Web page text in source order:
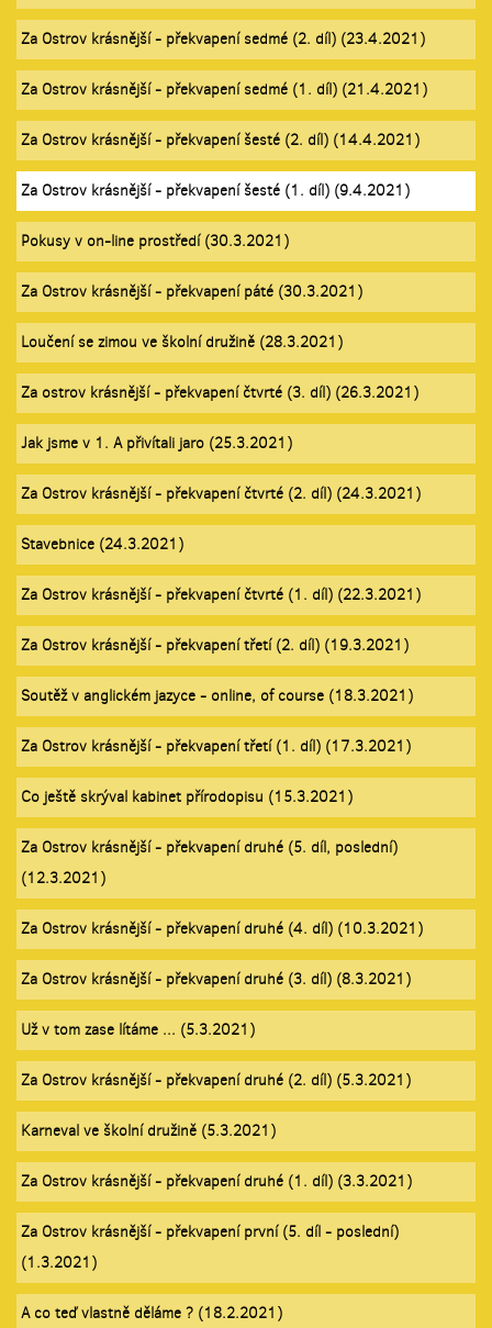
Za Ostrov krásnější - překvapení sedmé (2. díl) (23.4.2021)
Za Ostrov krásnější - překvapení sedmé (1. díl) (21.4.2021)
Za Ostrov krásnější - překvapení šesté (2. díl) (14.4.2021)
Za Ostrov krásnější - překvapení šesté (1. díl) (9.4.2021)
Pokusy v on-line prostředí (30.3.2021)
Za Ostrov krásnější - překvapení páté (30.3.2021)
Loučení se zimou ve školní družině (28.3.2021)
Za ostrov krásnější - překvapení čtvrté (3. díl) (26.3.2021)
Jak jsme v 1. A přivítali jaro (25.3.2021)
Za Ostrov krásnější - překvapení čtvrté (2. díl) (24.3.2021)
Stavebnice (24.3.2021)
Za Ostrov krásnější - překvapení čtvrté (1. díl) (22.3.2021)
Za Ostrov krásnější - překvapení třetí (2. díl) (19.3.2021)
Soutěž v anglickém jazyce - online, of course (18.3.2021)
Za Ostrov krásnější - překvapení třetí (1. díl) (17.3.2021)
Co ještě skrýval kabinet přírodopisu (15.3.2021)
Za Ostrov krásnější - překvapení druhé (5. díl, poslední)
(12.3.2021)
Za Ostrov krásnější - překvapení druhé (4. díl) (10.3.2021)
Za Ostrov krásnější - překvapení druhé (3. díl) (8.3.2021)
Už v tom zase lítáme ... (5.3.2021)
Za Ostrov krásnější - překvapení druhé (2. díl) (5.3.2021)
Karneval ve školní družině (5.3.2021)
Za Ostrov krásnější - překvapení druhé (1. díl) (3.3.2021)
Za Ostrov krásnější - překvapení první (5. díl - poslední)
(1.3.2021)
A co teď vlastně děláme ? (18.2.2021)